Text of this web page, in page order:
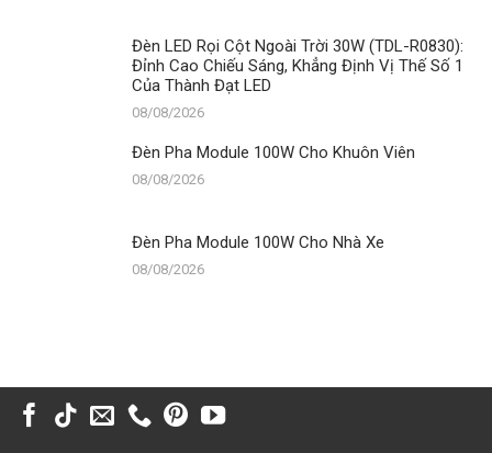
Đèn LED Rọi Cột Ngoài Trời 30W (TDL-R0830):
Đỉnh Cao Chiếu Sáng, Khẳng Định Vị Thế Số 1
Của Thành Đạt LED
08/08/2026
Đèn Pha Module 100W Cho Khuôn Viên
08/08/2026
Đèn Pha Module 100W Cho Nhà Xe
08/08/2026